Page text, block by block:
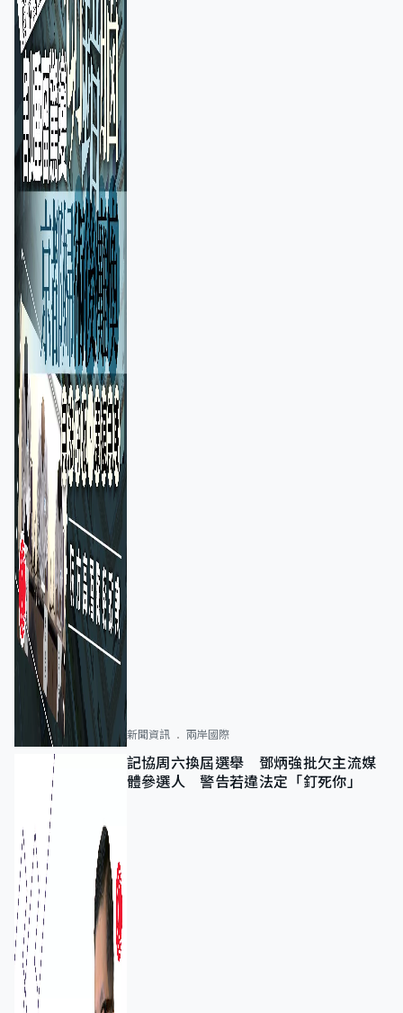
新聞資訊 兩岸國際
記協周六換屆選舉 鄧炳強批欠主流媒
體參選人 警告若違法定「釘死你」